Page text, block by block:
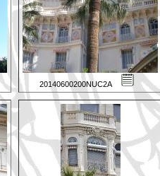
20140600200NUC2A